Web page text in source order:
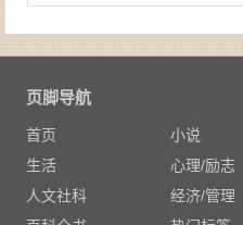
页脚导航
首页 小说
生活
心理/励志
人文社科
经济/管理